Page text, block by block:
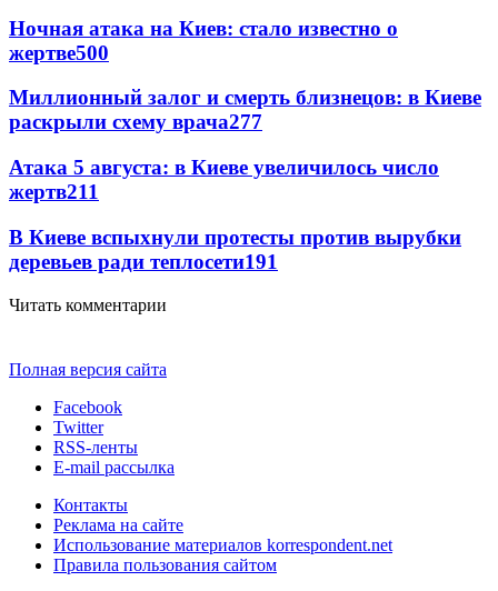
Ночная атака на Киев: стало известно о
жертве500
Миллионный залог и смерть близнецов: в Киеве
раскрыли схему врача277
Атака 5 августа: в Киеве увеличилось число
жертв211
В Киеве вспыхнули протесты против вырубки
деревьев ради теплосети191
Читать комментарии
Полная версия сайта
Facebook
Twitter
RSS-ленты
E-mail рассылка
Контакты
Реклама на сайте
Использование материалов korrespondent.net
Правила пользования сайтом